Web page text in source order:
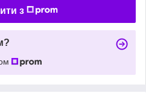
з